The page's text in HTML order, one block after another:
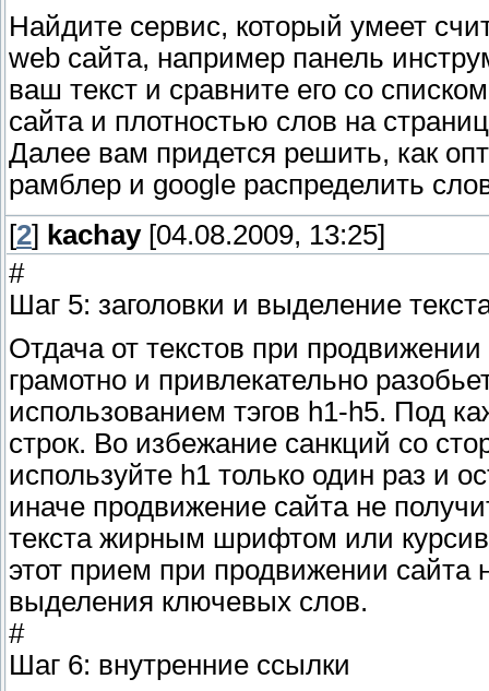
Найдите сервис, который умеет
web сайта, например панель
ваш текст и сравните его со
сайта и плотностью слов на
Далее вам придется решить, как
рамблер и google распределить
[2] kachay[04.08.2009, 13:25]
#
Шаг 5: заголовки и выделение
Отдача от текстов при
грамотно и привлекательно
использованием тэгов h1-h5. Под
строк. Во избежание санкций со
используйте h1 только один раз и
иначе продвижение сайта не
текста жирным шрифтом или
этот прием при продвижении сайта
выделения ключевых слов.
#
Шаг 6: внутренние ссылки